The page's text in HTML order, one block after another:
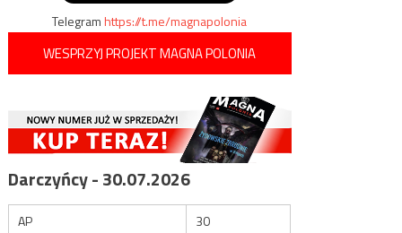
Telegramhttps://t.me/magnapolonia
WESPRZYJ PROJEKT MAGNA POLONIA
Darczyńcy - 30.07.2026
AP
30